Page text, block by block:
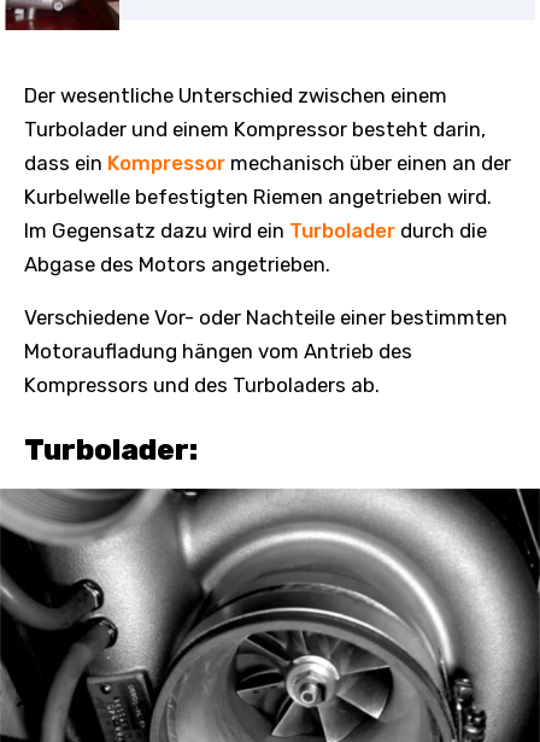
Der wesentliche Unterschied zwischen einem
Turbolader und einem Kompressor besteht darin,
dass ein Kompressor mechanisch über einen an der
Kurbelwelle befestigten Riemen angetrieben wird.
Im Gegensatz dazu wird ein Turbolader durch die
Abgase des Motors angetrieben.
Verschiedene Vor- oder Nachteile einer bestimmten
Motoraufladung hängen vom Antrieb des
Kompressors und des Turboladers ab.
Turbolader: